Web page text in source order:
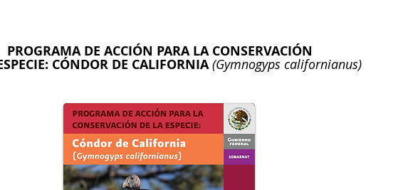
PROGRAMA DE ACCIÓN PARA LA CONSERVACIÓN
CÓNDOR DE CALIFORNIA(Gymnogyps californianus)